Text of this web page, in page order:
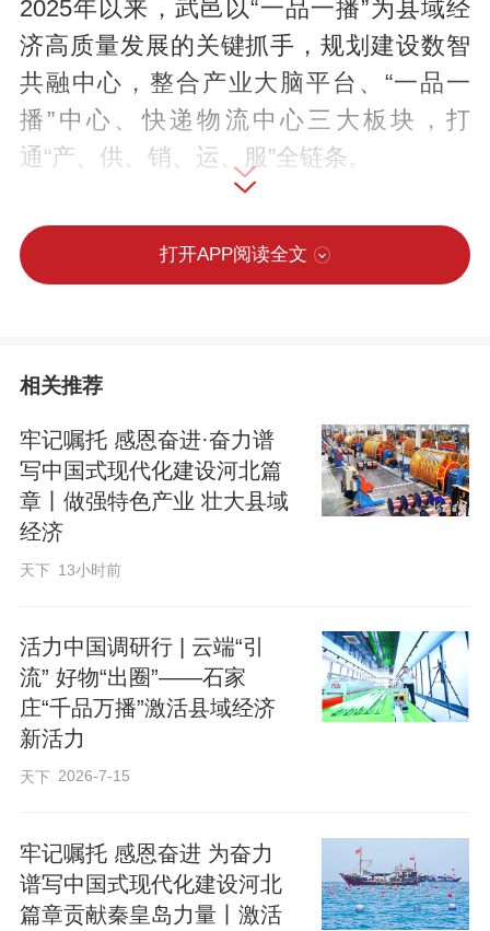
2025年以来，武邑以“一品一播”为县域经
济高质量发展的关键抓手，规划建设数智
共融中心，整合产业大脑平台、“一品一
播”中心、快递物流中心三大板块，打
通“产、供、销、运、服”全链条。
一场以数字赋能产业、流量带动增量的深
刻变革，正蓬勃展开。
走进占地1.2万平方米的武邑县数智共融中
心，产业大脑平台的大屏上，订单共享平
台排产数据滚动更新；“一品一播”中心，共
享直播间灯光明亮，主播们正对着镜头热
情推介本地特色产品；快递物流中心，满
板块，物理相邻、逻辑相通、数据互联。
打开APP阅读全文
相关推荐
牢记嘱托 感恩奋进·奋力谱
写中国式现代化建设河北篇
章丨做强特色产业 壮大县域
经济
天下 13小时前
活力中国调研行 | 云端“引
流” 好物“出圈”——石家
庄“千品万播”激活县域经济
新活力
天下 2026-7-15
牢记嘱托 感恩奋进 为奋力
谱写中国式现代化建设河北
篇章贡献秦皇岛力量丨激活